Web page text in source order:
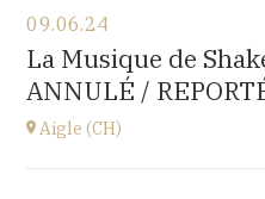
Maison à la Tourelle
10 place de la Loi, 25110
at17H00
09.06.24
La Musique de
ANNULÉ /
Aigle (CH)